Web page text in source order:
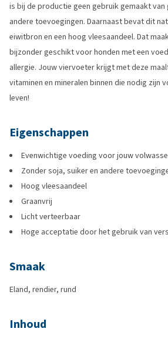
is bij de productie geen gebruik gemaakt van
andere toevoegingen. Daarnaast bevat dit
eiwitbron en een hoog vleesaandeel. Dat
bijzonder geschikt voor honden met een
allergie. Jouw viervoeter krijgt met deze
vitaminen en mineralen binnen die nodig zijn
leven!
Eigenschappen
Evenwichtige voeding voor jouw
Zonder soja, suiker en andere
Hoog vleesaandeel
Graanvrij
Licht verteerbaar
Hoge acceptatie door het gebruik van
Smaak
Eland, rendier, rund
Inhoud